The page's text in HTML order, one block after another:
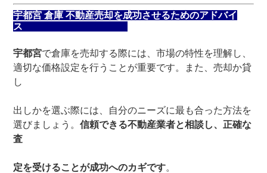
宇都宮 倉庫 不動産売却を成功させるためのアドバイ
ス
宇都宮で倉庫を売却する際には、市場の特性を理解し、
適切な価格設定を行うことが重要です。また、売却か貸
し
出しかを選ぶ際には、自分のニーズに最も合った方法を
選びましょう。信頼できる不動産業者と相談し、正確な
査
定を受けることが成功へのカギです。